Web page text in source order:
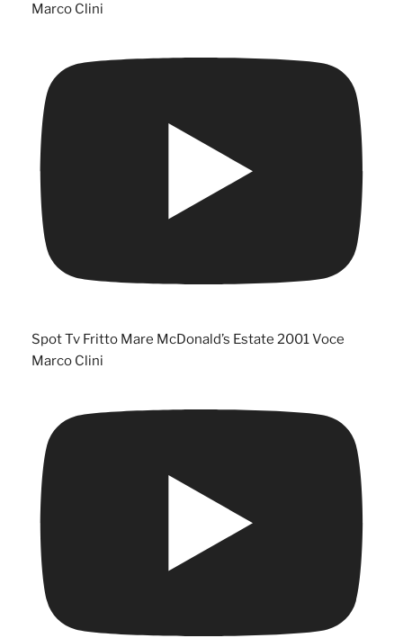
Marco Clini
Spot Tv Fritto Mare McDonald’s Estate 2001 Voce
Marco Clini